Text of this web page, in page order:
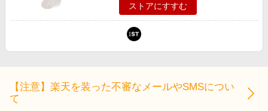
キッズ・ベビー用品
インテリア・寝具
ペット・花・DIY・車
楽天サービス特集
わくわく夏特集
ストアにすすむ
【注意】楽天を装った不審なメールやSMSについ
て